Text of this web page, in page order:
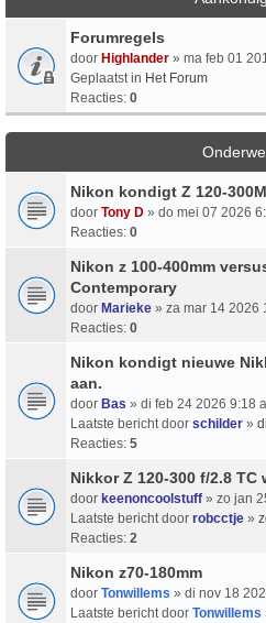
Forumregels
door Highlander » ma feb 01
Geplaatst in Het Forum
Reacties: 0
Nikon kondigt Z 120-
door Tony D » do mei 07 2026
Reacties: 0
Nikon z 100-400mm
Contemporary
door Marieke » za mar 14 2026
Reacties: 0
Nikon kondigt nieuwe
aan.
door Bas » di feb 24 2026 9:18
Laatste bericht door schilder »
Reacties: 5
Nikkor Z 120-300 f/2.8
door keenoncoolstuff » zo jan
Laatste bericht door robcctje »
Reacties: 2
Nikon z70-180mm
door Tonwillems » di nov 18
Laatste bericht door Tonwillems